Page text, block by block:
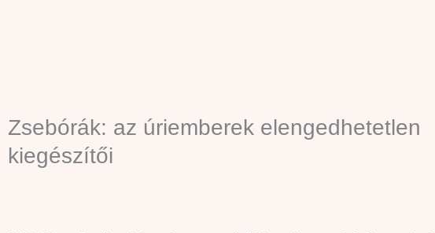
Zsebórák: az úriemberek elengedhetetlen
kiegészítői